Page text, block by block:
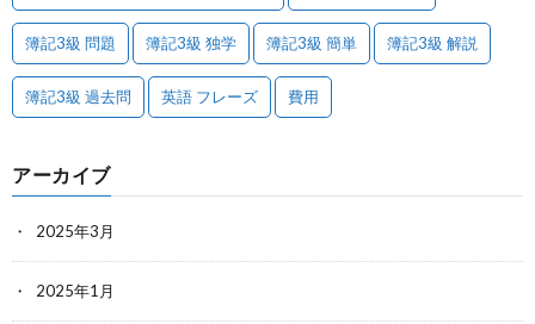
簿記3級 問題 簿記3級 独学 簿記3級 簡単 簿記3級 解説
簿記3級 過去問 英語 フレーズ 費用
アーカイブ
2025年3月
2025年1月